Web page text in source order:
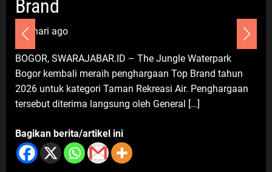
Darsum Apresiasi Kepedulian
Cellica Nurachadiana terhadap
Kabupaten Bekasi: Bukti
Pengabdian yang Nyata untuk
Brand
6 hari ago
BOGOR, SWARAJABAR.ID – The Jungle Waterpark
Bogor kembali meraih penghargaan Top Brand tahun
2026 untuk kategori Taman Rekreasi Air. Penghargaan
tersebut diterima langsung oleh General […]
Bagikan berita/artikel ini